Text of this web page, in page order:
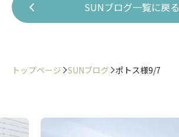
SUNブログ一覧に戻る
トップページ SUNブログ ポトス様9/7